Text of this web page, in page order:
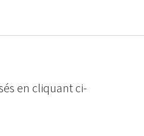
en cliquant ci-